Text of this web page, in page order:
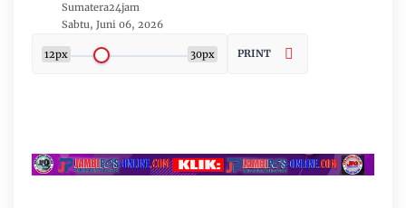
Sumatera24jam
Sabtu, Juni 06, 2026
12px 30px PRINT